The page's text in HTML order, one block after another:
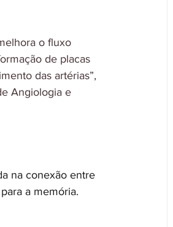
o fluxo
de placas
das artérias”,
Angiologia e
na conexão entre
a memória.